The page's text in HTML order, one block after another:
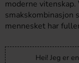
moderne
smakskombinasjon
mennesket har
Hei! Jeg er